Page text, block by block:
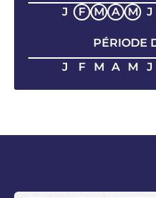
J
F M A M J
PÉRIODE
J
F M A M J